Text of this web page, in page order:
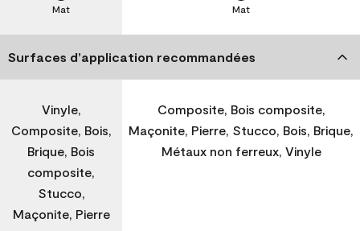
Mat Mat
Surfaces d’application recommandées
Vinyle,
Composite, Bois,
Brique, Bois
composite,
Stucco,
Maçonite, Pierre
Composite, Bois composite,
Maçonite, Pierre, Stucco, Bois, Brique,
Métaux non ferreux, Vinyle